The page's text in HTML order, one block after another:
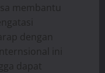
membantu
dengan
ini
dapat